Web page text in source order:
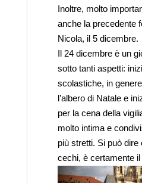
Inoltre, molto
anche la precedente
Nicola, il 5 dicembre.
Il 24 dicembre è un
sotto tanti aspetti:
scolastiche, in
l’albero di Natale e
per la cena della
molto intima e
più stretti. Si può dire
cechi, è certamente il
importante di tutto il